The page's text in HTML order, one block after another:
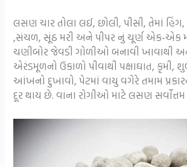
લસણ ચાર તોલા લઈ, છોલી, પીસી, તેમાં
,સંચળ, સૂંઠ મરી અને પીપર નું ચૂર્ણ એક-એક
ચણીબોર જેવડી ગોળીઓ બનાવી ખાવાથી
એરંડમૂળનો ઉકાળો પીવાથી પક્ષાઘાત, કૃમી,
આંખનો દુખાવો, પેટમાં વાયુ વગેરે તમામ
દૂર થાય છે. વાના રોગીઓ માટે લસણ